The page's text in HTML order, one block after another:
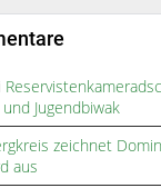
Jugendbiwak
zeichnet
aus